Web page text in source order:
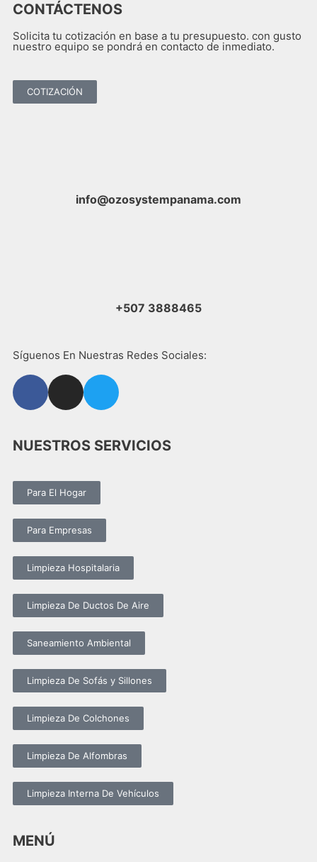
CONTÁCTENOS
Solicita tu cotización en base a tu presupuesto. con gusto
nuestro equipo se pondrá en contacto de inmediato.
COTIZACIÓN
info@ozosystempanama.com
+507 3888465
Síguenos En Nuestras Redes Sociales:
NUESTROS SERVICIOS
Para El Hogar
Para Empresas
Limpieza Hospitalaria
Limpieza De Ductos De Aire
Saneamiento Ambiental
Limpieza De Sofás y Sillones
Limpieza De Colchones
Limpieza De Alfombras
Limpieza Interna De Vehículos
MENÚ